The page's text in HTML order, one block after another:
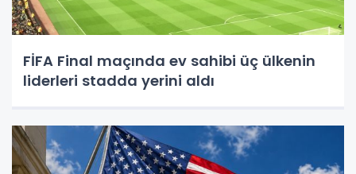
FİFA Final maçında ev sahibi üç ülkenin
liderleri stadda yerini aldı